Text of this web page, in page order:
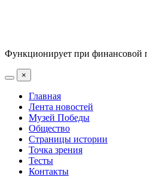
Функционирует при финансовой
×
Главная
Лента новостей
Музей Победы
Общество
Страницы истории
Точка зрения
Тесты
Контакты